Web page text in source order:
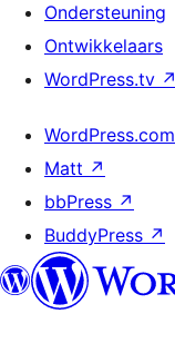
Ondersteuning
Ontwikkelaars
WordPress.tv ↗
WordPress.com
Matt ↗
bbPress ↗
BuddyPress ↗